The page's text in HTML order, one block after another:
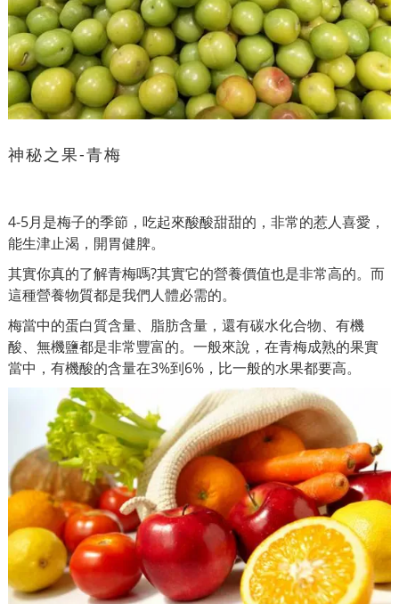
神秘之果-青梅
4-5月是梅子的季節，吃起來酸酸甜甜的，非常的惹人喜愛，
能生津止渴，開胃健脾。
其實你真的了解青梅嗎?其實它的營養價值也是非常高的。而
這種營養物質都是我們人體必需的。
梅當中的蛋白質含​​量、脂肪含量，還有碳水化合物、有機
酸、無機鹽都是非常豐富的。一般來說，在青梅成熟的果實
當中，有機酸的含量在3%到6%，比一般的水果都要高。